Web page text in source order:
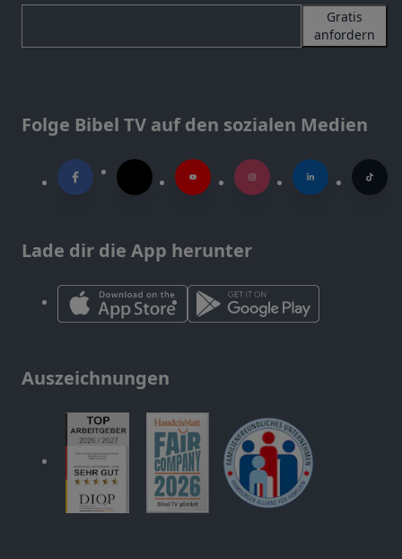
Gratis
anfordern
Folge Bibel TV auf den sozialen Medien
Lade dir die App herunter
Auszeichnungen